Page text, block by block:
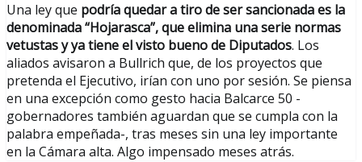
Una ley que podría quedar a tiro de ser sancionada es la
denominada “Hojarasca”, que elimina una serie normas
vetustas y ya tiene el visto bueno de Diputados. Los
aliados avisaron a Bullrich que, de los proyectos que
pretenda el Ejecutivo, irían con uno por sesión. Se piensa
en una excepción como gesto hacia Balcarce 50 -
gobernadores también aguardan que se cumpla con la
palabra empeñada-, tras meses sin una ley importante
en la Cámara alta. Algo impensado meses atrás.